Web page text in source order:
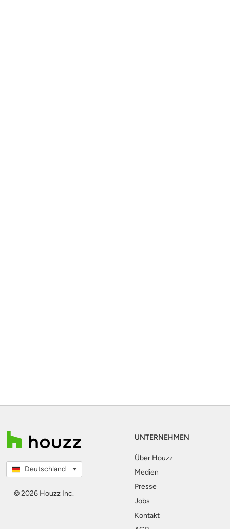
Deutschland
© 2026 Houzz Inc.
UNTERNEHMEN
Über Houzz
Medien
Presse
Jobs
Kontakt